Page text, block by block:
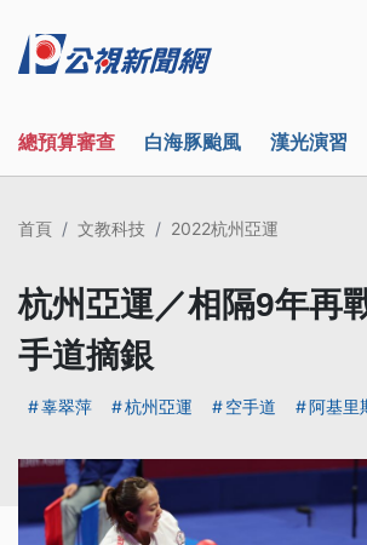
總預算審查 白海豚颱風 漢光演習
首頁 文教科技 2022杭州亞運
杭州亞運／相隔9年再
手道摘銀
辜翠萍 杭州亞運 空手道 阿基里